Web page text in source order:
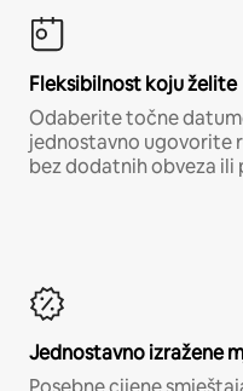
Fleksibilnost koju želite
Odaberite točne
jednostavno ugovorite
bez dodatnih obveza
Jednostavno izražene